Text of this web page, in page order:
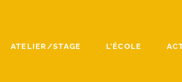
ATELIER/STAGE L’ÉCOLE